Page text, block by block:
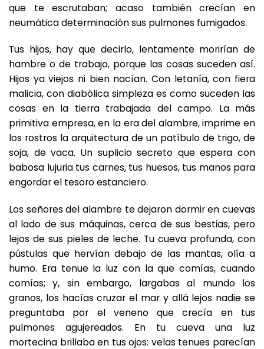
que te escrutaban; acaso también crecían en
neumática determinación sus pulmones fumigados.
Tus hijos, hay que decirlo, lentamente morirían de
hambre o de trabajo, porque las cosas suceden así.
Hijos ya viejos ni bien nacían. Con letanía, con fiera
malicia, con diabólica simpleza es como suceden las
cosas en la tierra trabajada del campo. La más
primitiva empresa, en la era del alambre, imprime en
los rostros la arquitectura de un patíbulo de trigo, de
soja, de vaca. Un suplicio secreto que espera con
babosa lujuria tus carnes, tus huesos, tus manos para
engordar el tesoro estanciero.
Los señores del alambre te dejaron dormir en cuevas
al lado de sus máquinas, cerca de sus bestias, pero
lejos de sus pieles de leche. Tu cueva profunda, con
pústulas que hervían debajo de las mantas, olía a
humo. Era tenue la luz con la que comías, cuando
comías; y, sin embargo, largabas al mundo los
granos, los hacías cruzar el mar y allá lejos nadie se
preguntaba por el veneno que crecía en tus
pulmones agujereados. En tu cueva una luz
mortecina brillaba en tus ojos: velas tenues parecían